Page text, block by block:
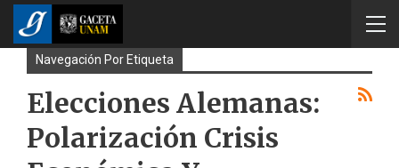
Navegación Por Etiqueta
Elecciones Alemanas:
Polarización Crisis